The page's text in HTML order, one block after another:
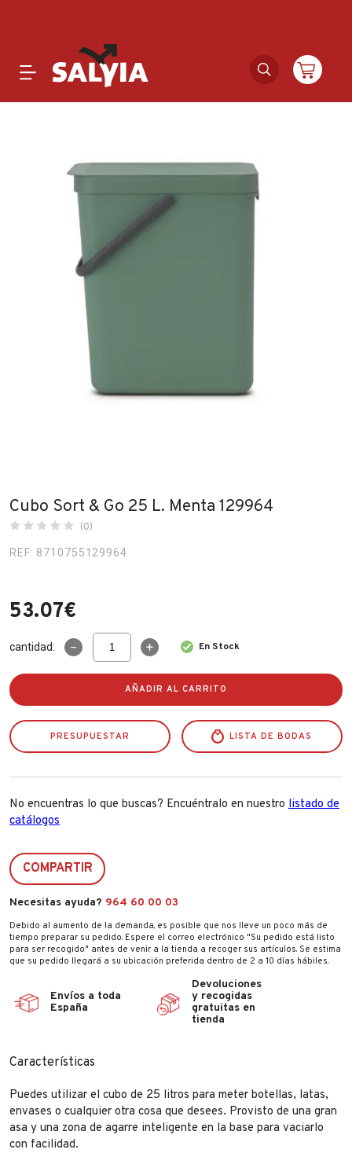
Novedades
Ofertas
Catálogos
Fabricantes
Contacto
Cubo Sort & Go 25 L. Menta 129964
(0)
REF: 8710755129964
53.07€
cantidad:
Cubo
Sort
L.
Menta
129964
cantidad
En Stock
AÑADIR AL CARRITO
PRESUPUESTAR LISTA DE BODAS
No encuentras lo que buscas? Encuéntralo en nuestro listado de
catálogos
COMPARTIR
Necesitas ayuda? 964 60 00 03
Debido al aumento de la demanda, es posible que nos lleve un poco más de
tiempo preparar su pedido. Espere el correo electrónico "Su pedido está listo
para ser recogido" antes de venir a la tienda a recoger sus artículos. Se estima
que su pedido llegará a su ubicación preferida dentro de 2 a 10 días hábiles.
Envíos a toda
España
Devoluciones
y recogidas
gratuitas en
tienda
Características
Puedes utilizar el cubo de 25 litros para meter botellas, latas,
envases o cualquier otra cosa que desees. Provisto de una gran
asa y una zona de agarre inteligente en la base para vaciarlo
con facilidad.